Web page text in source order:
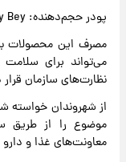
پودر حجم‌دهنده: Fey Bey
مصرف این محصولات
می‌تواند برای سلامت
نظارت‌های سازمان قرار
از شهروندان خواسته
موضوع را از طریق
معاونت‌های غذا و